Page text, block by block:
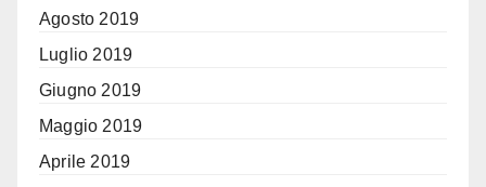
Agosto 2019
Luglio 2019
Giugno 2019
Maggio 2019
Aprile 2019